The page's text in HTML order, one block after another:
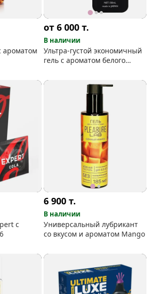
ароматом
от 6 000т.
В наличии
Ультра-густой экономичный
гель с ароматом белого
с
6 900т.
В наличии
Универсальный лубрикант
со вкусом и ароматом Mango